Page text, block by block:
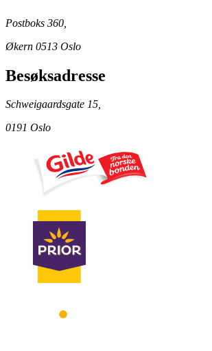
Postboks 360,
Økern 0513 Oslo
Besøksadresse
Schweigaardsgate 15,
0191 Oslo